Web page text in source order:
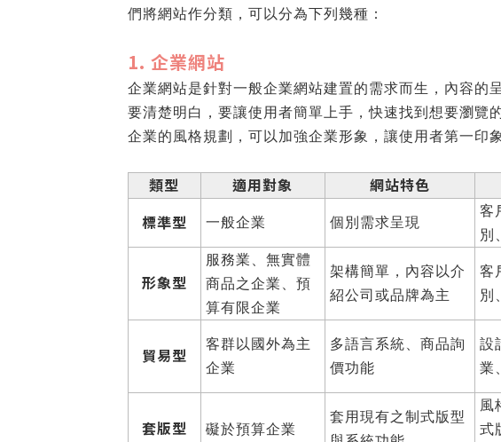
們將網站作分類，可以分為下列幾種：
1. 企業網站
企業網站是針對一般企業網站建置的需求而生，內容的
要清楚明白，要讓使用者簡單上手，快速找到想要瀏覽
企業的風格規劃，可以加強企業形象，讓使用者第一印象
類型 適用對象 網站特色
標準型
一般企業 個別需求呈現
客
別
形象型
服務業、無實體
商品之企業、預
算有限企業
架構簡單，內容以介
紹公司或品牌為主
客
別
貿易型
客群以國外為主
企業
多語言系統、商品詢
價功能
設
業
套版型 礙於預算企業
套用現有之制式版型
風
式